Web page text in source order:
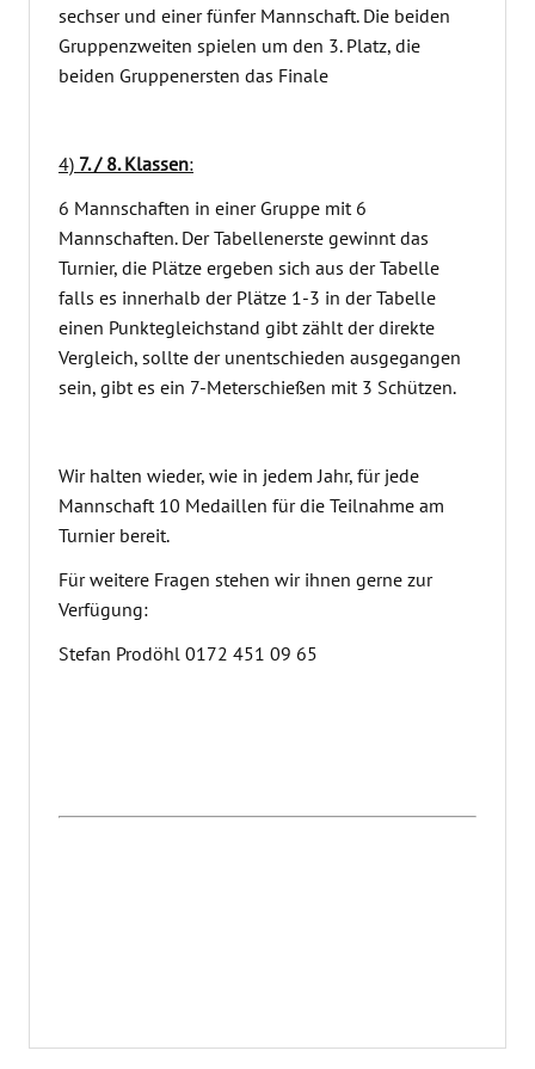
sechser und einer fünfer Mannschaft. Die beiden
Gruppenzweiten spielen um den 3. Platz, die
beiden Gruppenersten das Finale
4) 7. / 8. Klassen:
6 Mannschaften in einer Gruppe mit 6
Mannschaften. Der Tabellenerste gewinnt das
Turnier, die Plätze ergeben sich aus der Tabelle
falls es innerhalb der Plätze 1-3 in der Tabelle
einen Punktegleichstand gibt zählt der direkte
Vergleich, sollte der unentschieden ausgegangen
sein, gibt es ein 7-Meterschießen mit 3 Schützen.
Wir halten wieder, wie in jedem Jahr, für jede
Mannschaft 10 Medaillen für die Teilnahme am
Turnier bereit.
Für weitere Fragen stehen wir ihnen gerne zur
Verfügung:
Stefan Prodöhl 0172 451 09 65